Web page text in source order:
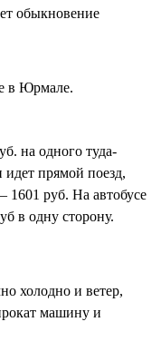
обыкновение
в Юрмале.
на одного туда-
прямой поезд,
1601 руб. На автобусе
в одну сторону.
холодно и ветер,
машину и